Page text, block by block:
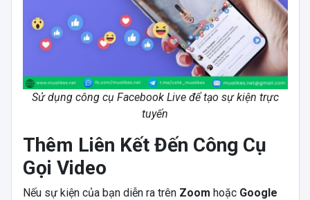
Sử dụng công cụ Facebook Live để tạo sự kiện trực
tuyến
Thêm Liên Kết Đến Công Cụ
Gọi Video
Nếu sự kiện của bạn diễn ra trên Zoom hoặc Google